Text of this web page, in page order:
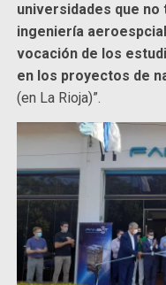
universidades que
ingeniería
vocación de los
en los proyectos de
(en La Rioja)”.